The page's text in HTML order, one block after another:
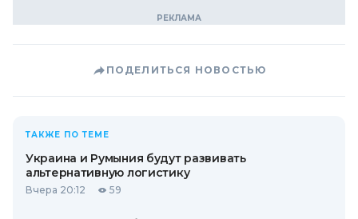
ПОДЕЛИТЬСЯ НОВОСТЬЮ
ТАКЖЕ ПО ТЕМЕ
Украина и Румыния будут развивать
альтернативную логистику
Вчера 20:12 59